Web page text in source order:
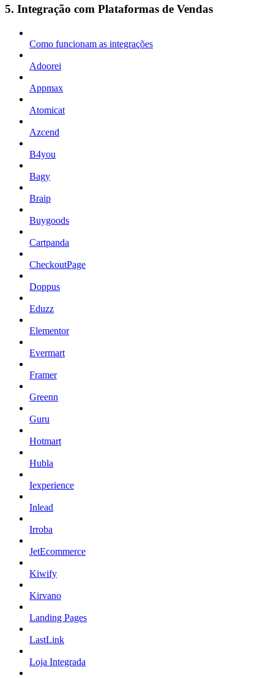
5. Integração com Plataformas de Vendas
Como funcionam as integrações
Adoorei
Appmax
Atomicat
Azcend
B4you
Bagy
Braip
Buygoods
Cartpanda
CheckoutPage
Doppus
Eduzz
Elementor
Evermart
Framer
Greenn
Guru
Hotmart
Hubla
Iexperience
Inlead
Irroba
JetEcommerce
Kiwify
Kirvano
Landing Pages
LastLink
Loja Integrada